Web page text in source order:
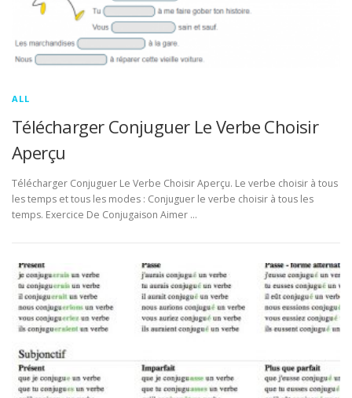
ALL
Télécharger Conjuguer Le Verbe Choisir
Aperçu
Télécharger Conjuguer Le Verbe Choisir Aperçu. Le verbe choisir à tous
les temps et tous les modes : Conjuguer le verbe choisir à tous les
temps. Exercice De Conjugaison Aimer …